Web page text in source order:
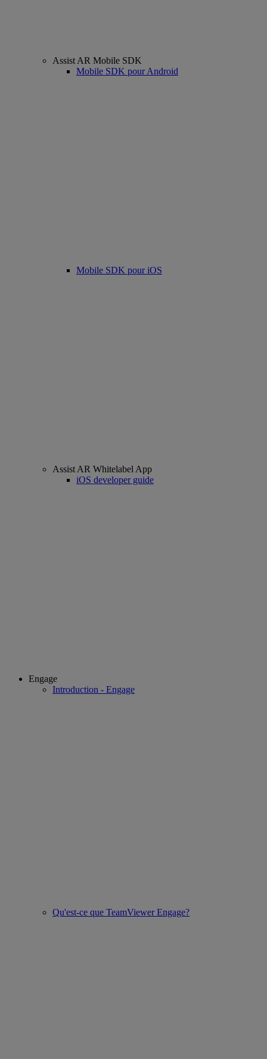
Assist AR Mobile SDK
Mobile SDK pour Android
Mobile SDK pour iOS
Assist AR Whitelabel App
iOS developer guide
Engage
Introduction - Engage
Qu'est-ce que TeamViewer Engage?